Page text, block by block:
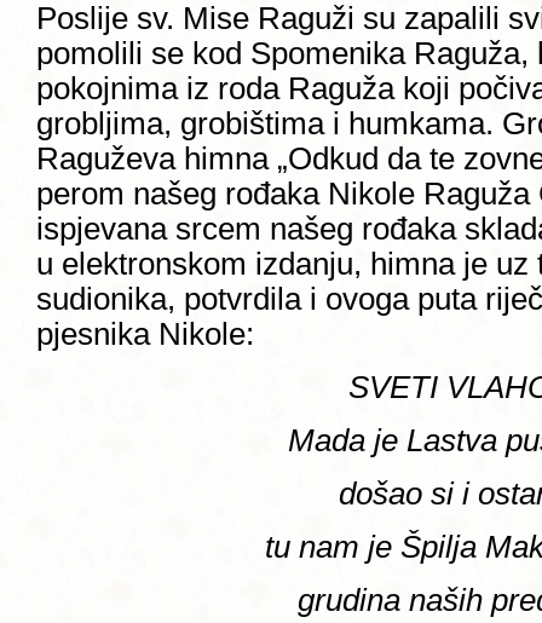
Poslije sv. Mise Raguži su zapalili
pomolili se kod Spomenika
pokojnima iz roda Raguža koji
grobljima, grobištima i humkama.
Raguževa himna „Odkud da te
perom našeg rođaka Nikole Raguža
ispjevana srcem našeg rođaka
u elektronskom izdanju, himna je uz
sudionika, potvrdila i ovoga puta
pjesnika Nikole:
SVETI
Mada je Lastva
došao si i
tu nam je Špilja
grudina naših